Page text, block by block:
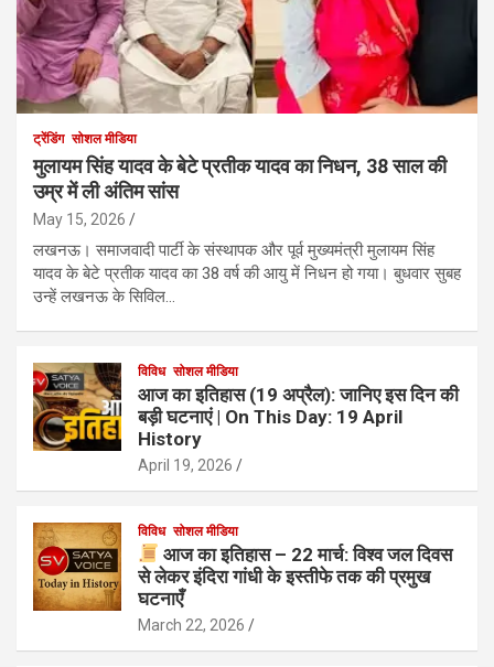
ट्रेंडिंग सोशल मीडिया
मुलायम सिंह यादव के बेटे प्रतीक यादव का निधन, 38 साल की
उम्र में ली अंतिम सांस
May 15, 2026
लखनऊ। समाजवादी पार्टी के संस्थापक और पूर्व मुख्यमंत्री मुलायम सिंह
यादव के बेटे प्रतीक यादव का 38 वर्ष की आयु में निधन हो गया। बुधवार सुबह
उन्हें लखनऊ के सिविल…
विविध सोशल मीडिया
आज का इतिहास (19 अप्रैल): जानिए इस दिन की
बड़ी घटनाएं | On This Day: 19 April
History
April 19, 2026
विविध सोशल मीडिया
आज का इतिहास – 22 मार्च: विश्व जल दिवस
से लेकर इंदिरा गांधी के इस्तीफे तक की प्रमुख
घटनाएँ
March 22, 2026